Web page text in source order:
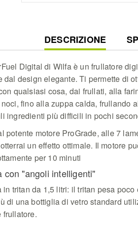
CURRENT
TAB:
DESCRIZIONE
Digital di Wilfa è un frullatore
dal design elegante. Ti permette di
qualsiasi cosa, dai frullati, alla
fino alla zuppa calda, frullando
ingredienti più difficili in pochi
potente motore ProGrade, alle 7
un effetto ottimale. Il motore
per 10 minuti
con "angoli intelligenti"
in tritan da 1,5 litri: il tritan pesa poco
di una bottiglia di vetro standard
frullatore.